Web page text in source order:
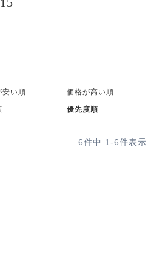
安い順 価格が高い順
優先度順
6件中 1 -6件表示